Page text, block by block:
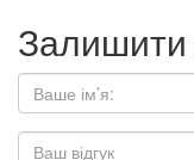
Залишити